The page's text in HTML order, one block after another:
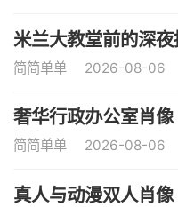
米兰大教堂前的深
简简单单 2026-08-06
奢华行政办公室肖像
简简单单 2026-08-06
真人与动漫双人肖像